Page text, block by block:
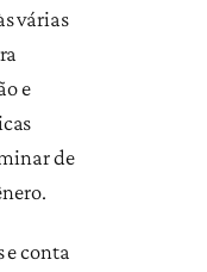
várias
e
de
e conta